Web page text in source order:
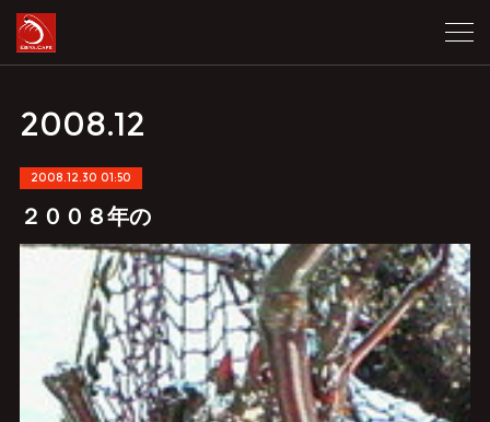
2008.12
2008.12.30 01:50
２００８年の